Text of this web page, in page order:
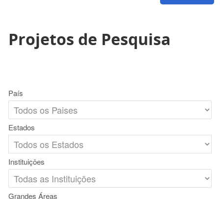
Projetos de Pesquisa
País
Estados
Instituições
Grandes Áreas